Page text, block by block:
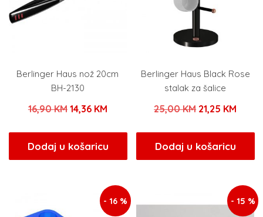
Berlinger Haus nož 20cm
BH-2130
16,90KM Izvorna
bila
je:
14,36 KMTrenutna
je:
14,36 KM.
Dodaj u košaricu
Berlinger Haus Black Rose
stalak za šalice
25,00KM Izvorna
bila
je:
21,25 KM
21,25
Dodaj u košaricu
- 16 % - 15 %